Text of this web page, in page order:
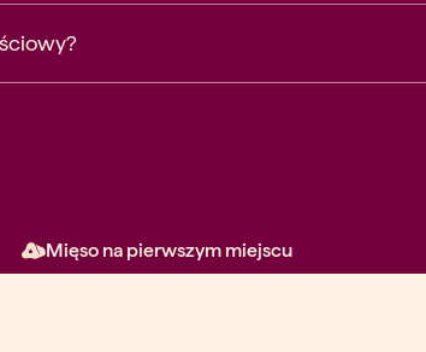
Mięso na pierwszym miejscu